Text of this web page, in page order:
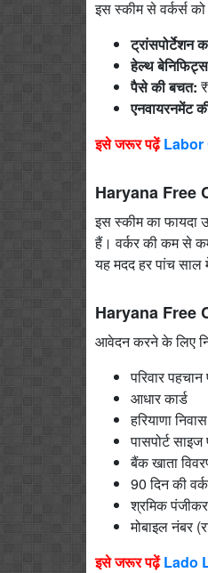
इस स्कीम से वर्कर्स
ट्रांसपोर्टेशन
हेल्थ
पैसे की बचत:
एनवायरनमेंट
इसे जरूर पढ़ेंLabor
Haryana Free
इस स्कीम का फायदा
हैं। वर्कर की कम से
यह मदद हर पांच साल
Haryana Free
आवेदन करने के लिए
परिवार
आधार कार्ड
हरियाणा
पासपोर्ट साइज
बैंक खाता
90 दिन की
श्रमिक
मोबाइल नंबर
इसे जरूर पढ़ेंLado